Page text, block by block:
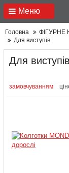
Меню
Головна ФІГУРНЕ
Для виступів
Для виступів
замовчуванням